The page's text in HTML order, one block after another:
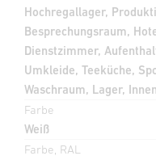
Hochregallager,
Besprechungsraum,
Dienstzimmer,
Umkleide, Teeküche,
Waschraum, Lager,
Farbe
Weiß
Farbe, RAL